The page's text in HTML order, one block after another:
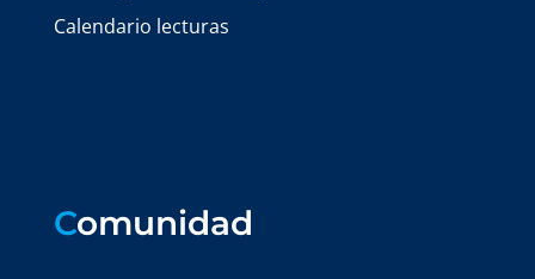
Calendario lecturas
Comunidad